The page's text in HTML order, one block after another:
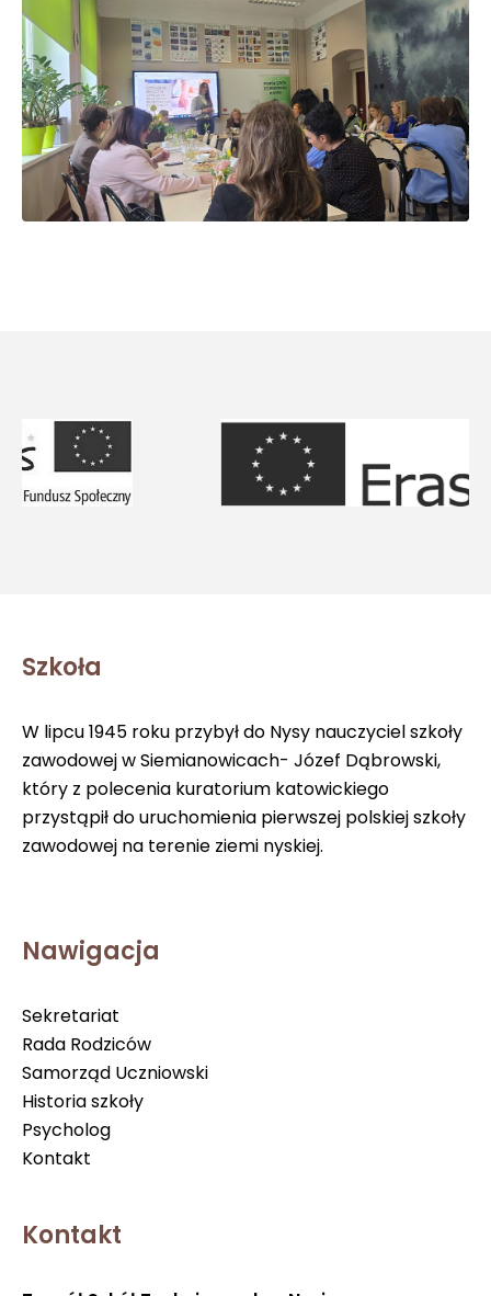
Szkoła
W lipcu 1945 roku przybył do Nysy nauczyciel szkoły
zawodowej w Siemianowicach- Józef Dąbrowski,
który z polecenia kuratorium katowickiego
przystąpił do uruchomienia pierwszej polskiej szkoły
zawodowej na terenie ziemi nyskiej.
Nawigacja
Sekretariat
Rada Rodziców
Samorząd Uczniowski
Historia szkoły
Psycholog
Kontakt
Kontakt